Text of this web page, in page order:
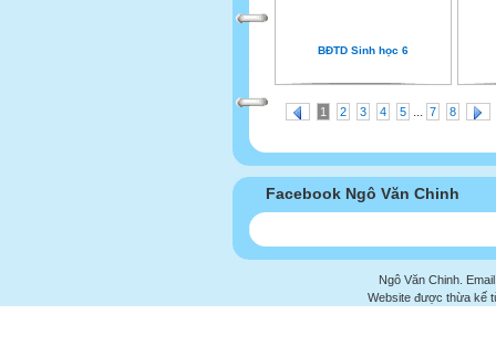
BĐTD Sinh học 6
1 2 3 4 5 ... 7 8
Facebook Ngô Văn Chinh
Ngô Văn Chinh.
Website được thừa kế